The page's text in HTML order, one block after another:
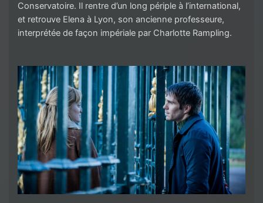
Conservatoire. Il rentre d’un long périple à l’international,
et retrouve Elena à Lyon, son ancienne professeure,
interprétée de façon impériale par Charlotte Rampling.